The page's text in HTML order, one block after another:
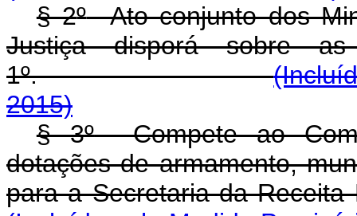
§ 2ºAto conjunto dos
Justiça disporá sobre
1º.
2015)
§ 3ºCompete ao
dotações de armamento,
para a Secretaria da